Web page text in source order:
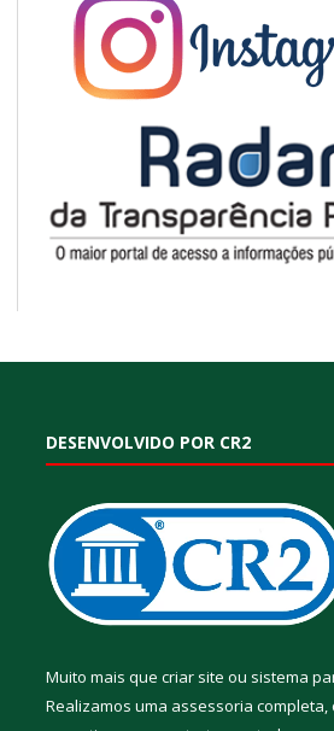
DESENVOLVIDO POR CR2
Muito mais que criar site ou sistema
Realizamos uma assessoria completa,